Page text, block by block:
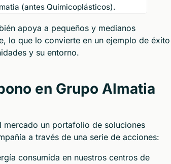
(antes Quimicoplásticos).
apoya a pequeños y medianos
lo que lo convierte en un ejemplo de éxito
y su entorno.
en Grupo Almatia
un portafolio de soluciones
a través de una serie de acciones:
consumida en nuestros centros de